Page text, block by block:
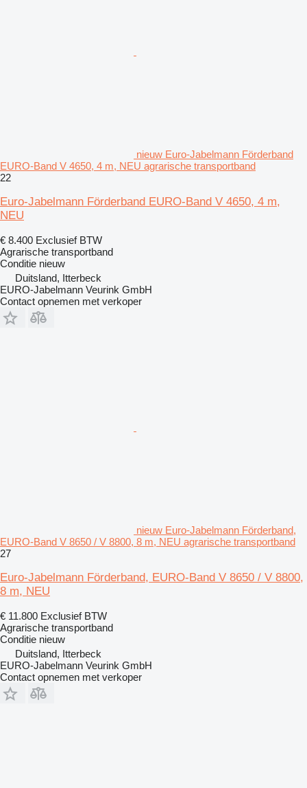
nieuw Euro-Jabelmann Förderband
EURO-Band V 4650, 4 m, NEU agrarische transportband
22
Euro-Jabelmann Förderband EURO-Band V 4650, 4 m,
NEU
€ 8.400 Exclusief BTW
Agrarische transportband
Conditie nieuw
Duitsland, Itterbeck
EURO-Jabelmann Veurink GmbH
Contact opnemen met verkoper
nieuw Euro-Jabelmann Förderband,
EURO-Band V 8650 / V 8800, 8 m, NEU agrarische transportband
27
Euro-Jabelmann Förderband, EURO-Band V 8650 / V 8800,
8 m, NEU
€ 11.800 Exclusief BTW
Agrarische transportband
Conditie nieuw
Duitsland, Itterbeck
EURO-Jabelmann Veurink GmbH
Contact opnemen met verkoper